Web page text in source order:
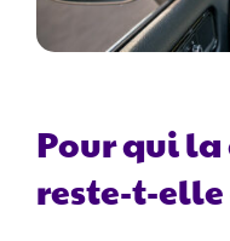
Pour qui
reste-t-